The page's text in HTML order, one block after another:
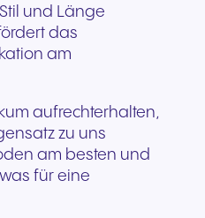
und Länge
das
am
aufrechterhalten,
zu uns
am besten und
für eine